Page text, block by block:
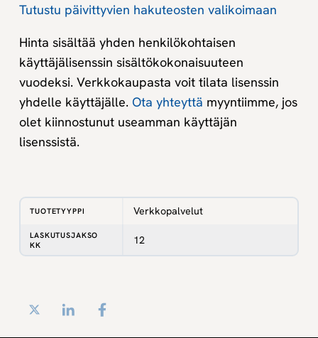
Tutustu päivittyvien hakuteosten valikoimaan
Hinta sisältää yhden henkilökohtaisen
käyttäjälisenssin sisältökokonaisuuteen
vuodeksi. Verkkokaupasta voit tilata lisenssin
yhdelle käyttäjälle. Ota yhteyttä myyntiimme, jos
olet kiinnostunut useamman käyttäjän
lisenssistä.
TUOTETYYPPI Verkkopalvelut
LASKUTUSJAKSO
KK
12
Twitter LinkedIn